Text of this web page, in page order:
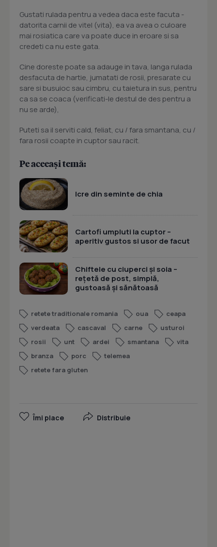
Gustati rulada pentru a vedea daca este facuta -
datorita carnii de vitel (vita), ea va avea o culoare
mai rosiatica care va poate duce in eroare si sa
credeti ca nu este gata.
Cine doreste poate sa adauge in tava, langa rulada
desfacuta de hartie, jumatati de rosii, presarate cu
sare si busuioc sau cimbru, cu taietura in sus, pentru
ca sa se coaca (verificati-le destul de des pentru a
nu se arde),
Puteti sa il serviti cald, feliat, cu / fara smantana, cu /
fara rosii coapte in cuptor sau racit.
Pe aceeași temă:
Icre din seminte de chia
Cartofi umpluti la cuptor –
aperitiv gustos si usor de facut
Chiftele cu ciuperci și soia –
rețetă de post, simplă,
gustoasă și sănătoasă
retete traditionale romania oua
ceapa
verdeata
cascaval carne
usturoi
rosii
unt ardei smantana
vita
branza
porc
telemea
retete fara gluten
Îmi place Distribuie